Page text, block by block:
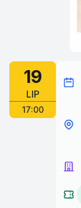
19
LIP
17:00